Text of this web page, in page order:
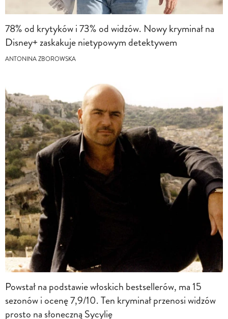
78% od krytyków i 73% od widzów. Nowy kryminał na
Disney+ zaskakuje nietypowym detektywem
ANTONINA ZBOROWSKA
Powstał na podstawie włoskich bestsellerów, ma 15
sezonów i ocenę 7,9/10. Ten kryminał przenosi widzów
prosto na słoneczną Sycylię